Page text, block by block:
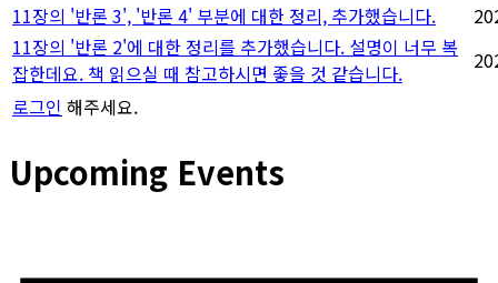
11장의 '반론 3', '반론 4' 부분에 대한 정리, 추가했습니다.
11장의 '반론 2'에 대한 정리를 추가했습니다. 설명이 너무 복
잡한데요. 책 읽으실 때 참고하시면 좋을 것 같습니다.
로그인 해주세요.
Upcoming Events